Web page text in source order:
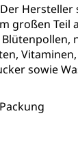
Hersteller
großen Teil
sowie